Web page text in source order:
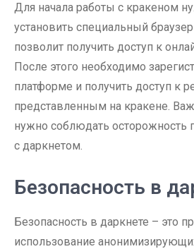
Для начала работы с кракеном
установить специальный
позволит получить доступ к
После этого необходимо
платформе и получить доступ к
представленным на кракене.
нужно соблюдать осторожность
с даркнетом.
Безопасность в
Безопасность в даркнете – это
использование